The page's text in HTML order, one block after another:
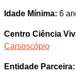
Idade Mínima: 6
Centro Ciência
Carsoscópio
Entidade Parceira: